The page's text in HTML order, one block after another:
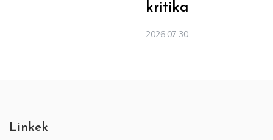
kritika
2026.07.30.
Linkek